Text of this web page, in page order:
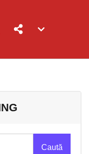
toggle